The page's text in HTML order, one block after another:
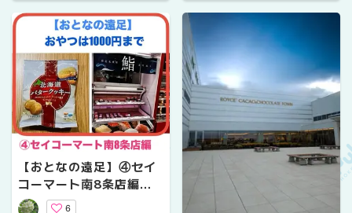
4選
楽しもう
【おとなの遠足】④セイ
コーマート南8条店編｜
おやつは1000円まで
6